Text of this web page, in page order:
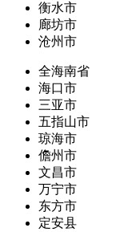
衡水市
廊坊市
沧州市
全海南省
海口市
三亚市
五指山市
琼海市
儋州市
文昌市
万宁市
东方市
定安县